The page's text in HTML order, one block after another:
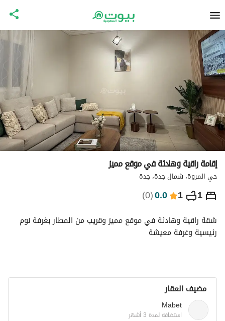
إقامة راقية وهادئة في موقع مميز
حي المروة، شمال جدة، جدة
1
1
0.0
(
0
) ⃁
281 ليلة
التفاصيل الاماكن القريبة معلومات وزارة السياحة
رئيسية وغرفة معيشة
مضيف العقار
Mabet
استضافة لمدة 3 أشهر